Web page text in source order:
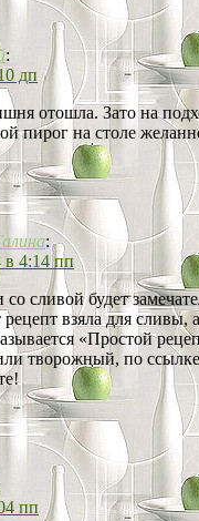
:
дп
отошла. Зато на
пирог на столе
:
в 4:14 пп
сливой будет
рецепт взяла для
«Простой
творожный, по
пп